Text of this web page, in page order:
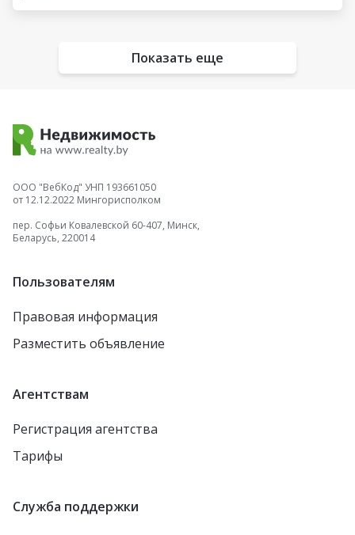
Показать еще
ООО "ВебКод" УНП 193661050
от 12.12.2022 Мингорисполком
пер. Софьи Ковалевской 60-407, Минск,
Беларусь, 220014
Пользователям
Правовая информация
Разместить объявление
Агентствам
Регистрация агентства
Тарифы
Служба поддержки